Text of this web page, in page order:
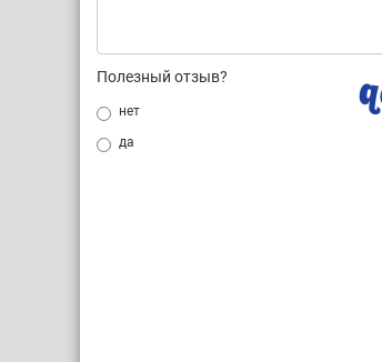
Полезный отзыв?
нет
да